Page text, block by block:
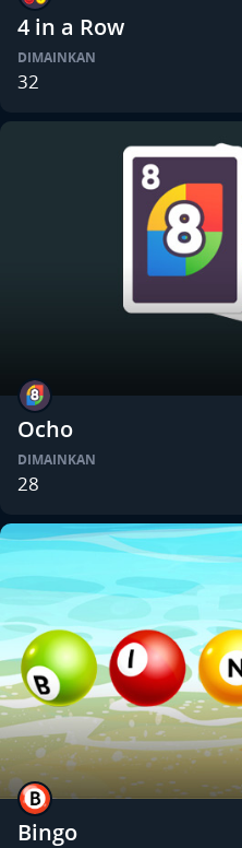
4 in a Row
DIMAINKAN
32
Ocho
DIMAINKAN
28
Bingo